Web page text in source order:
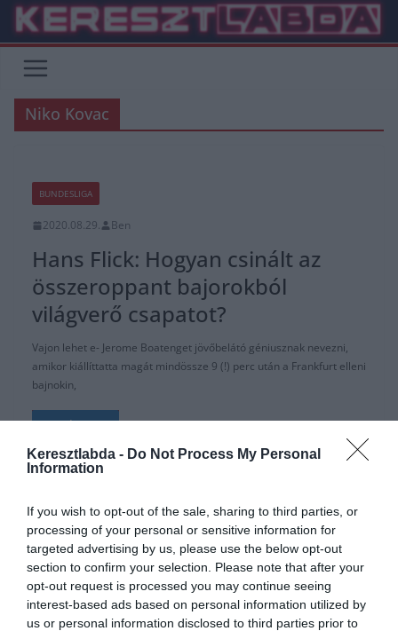
Keresztlabda - Do Not Process My Personal
Information
If you wish to opt-out of the sale, sharing to third parties, or
processing of your personal or sensitive information for
targeted advertising by us, please use the below opt-out
section to confirm your selection. Please note that after your
opt-out request is processed you may continue seeing
interest-based ads based on personal information utilized by
us or personal information disclosed to third parties prior to
Skip
content
Niko Kovac
BUNDESLIGA
2020.08.29. Ben
Hans Flick: Hogyan csinált az
összeroppant bajorokból
világverő csapatot?
Vajon lehet e- Jerome Boatenget jövőbelátó géniusznak nevezni,
amikor kiállíttatta magát mindössze 9 (!) perc után a Frankfurt elleni
bajnokin,
Read More
BUNDESLIGA
2019.11.04. Adam
Hivatalos: a Bayern elköszönt
Niko Kovac-tól